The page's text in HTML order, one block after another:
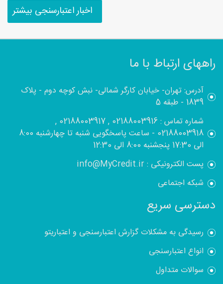
اخبار اعتبارسنجی بیشتر
راههای ارتباط با ما
آدرس: تهران- خیابان کارگر شمالی- نبش کوچه دوم - پلاک
1839 - طبقه 5
شماره تماس : 02188003916 , 02188003917 ,
02188003918 - ساعت پاسخگویی شنبه تا چهارشنبه 8:00
الی 17:30 پنجشنبه 8:00 الی 12:30
پست الکترونیکی : info@MyCredit.ir
شبکه اجتماعی
دسترسی سریع
رسیدگی به مشکلات گزارش اعتبارسنجی و اعتباریتو
انواع اعتبارسنجی
سوالات متداول